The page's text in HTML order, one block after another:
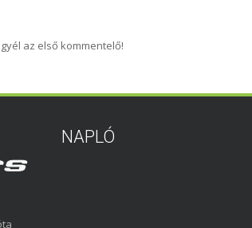
az első kommentelő!
NAPLÓ